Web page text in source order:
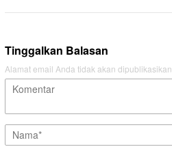
Tinggalkan Balasan
Alamat email Anda tidak akan dipublikasikan.